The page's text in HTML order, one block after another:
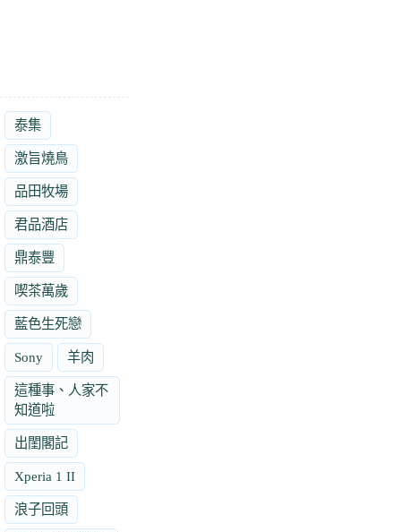
泰集
激旨燒鳥
品田牧場
君品酒店
鼎泰豐
喫茶萬歲
藍色生死戀
Sony 羊肉
這種事、人家不
知道啦
出閨閣記
Xperia 1 II
浪子回頭